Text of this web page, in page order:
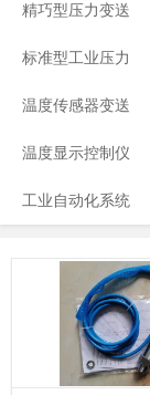
送器
精巧型压力变送
器
标准型工业压力
变送器
温度传感器变送
器
温度显示控制仪
表
工业自动化系统